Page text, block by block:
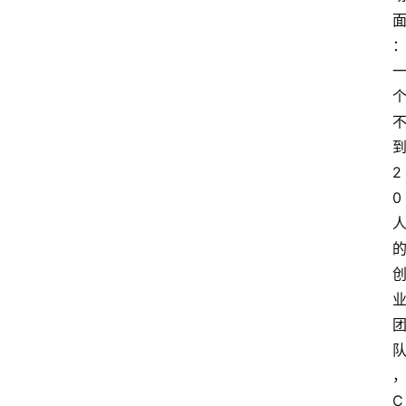
面
：
一
个
不
到
2
0
人
的
创
业
团
队
，
C